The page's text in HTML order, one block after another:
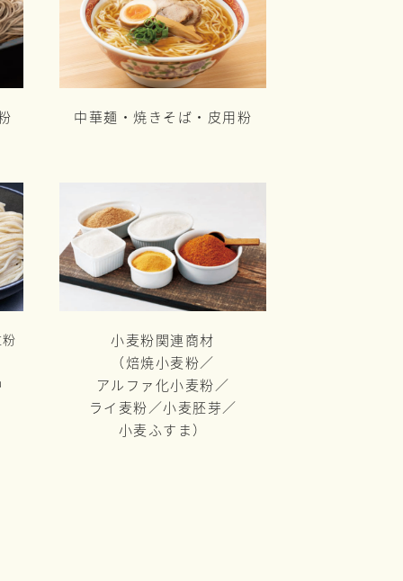
中華麺・焼きそば・皮用粉
小麦粉関連商材
（焙焼小麦粉／
アルファ化小麦粉／
ライ麦粉／小麦胚芽／
小麦ふすま）